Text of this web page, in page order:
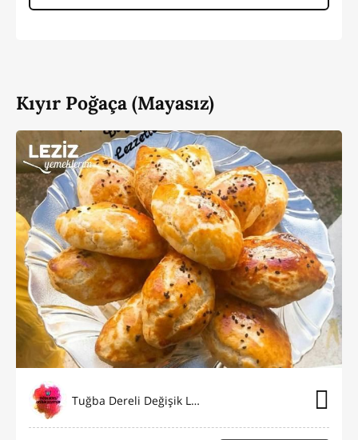
Kıyır Poğaça (Mayasız)
Tuğba Dereli Değişik Lezzetler